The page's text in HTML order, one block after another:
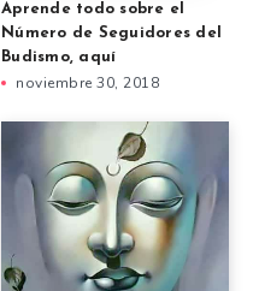
Aprende todo sobre el
Número de Seguidores del
Budismo, aquí
noviembre 30, 2018